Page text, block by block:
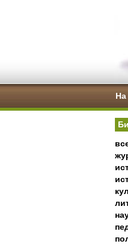
На